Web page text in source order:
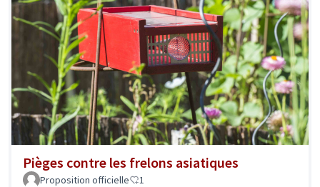
Pièges contre les frelons asiatiques
Proposition officielle 1